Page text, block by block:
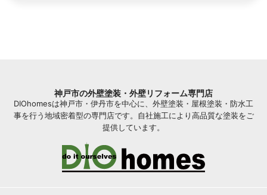
神戸市の外壁塗装・外壁リフォーム専門店
DIOhomesは神戸市・伊丹市を中心に、外壁塗装・屋根塗装・防水工
事を行う地域密着型の専門店です。自社施工により高品質な塗装をご
提供しています。